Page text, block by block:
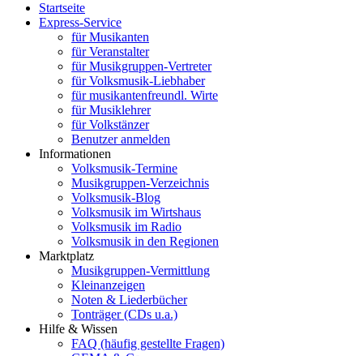
Startseite
Express-Service
für Musikanten
für Veranstalter
für Musikgruppen-Vertreter
für Volksmusik-Liebhaber
für musikantenfreundl. Wirte
für Musiklehrer
für Volkstänzer
Benutzer anmelden
Informationen
Volksmusik-Termine
Musikgruppen-Verzeichnis
Volksmusik-Blog
Volksmusik im Wirtshaus
Volksmusik im Radio
Volksmusik in den Regionen
Marktplatz
Musikgruppen-Vermittlung
Kleinanzeigen
Noten & Liederbücher
Tonträger (CDs u.a.)
Hilfe & Wissen
FAQ (häufig gestellte Fragen)